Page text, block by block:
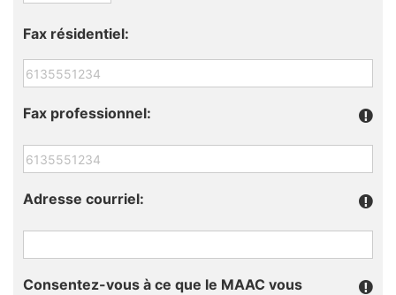
Fax résidentiel:
Fax professionnel:
Adresse courriel:
Consentez-vous à ce que le MAAC vous